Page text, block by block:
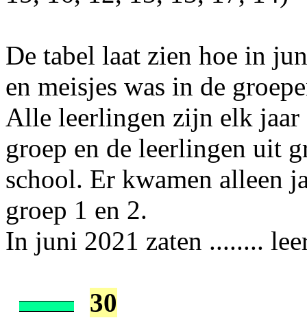
De tabel laat zien hoe in
en meisjes was in de
Alle leerlingen zijn elk jaar
groep en de leerlingen uit
school. Er kwamen alleen
groep 1 en 2.
In juni 2021 zaten ........
30